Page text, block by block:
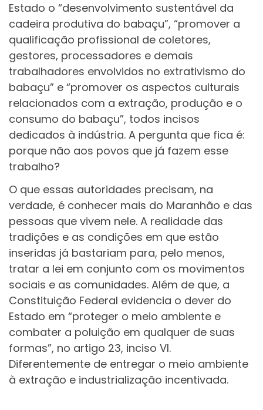
Estado o “desenvolvimento sustentável da
cadeira produtiva do babaçu”, “promover a
qualificação profissional de coletores,
gestores, processadores e demais
trabalhadores envolvidos no extrativismo do
babaçu” e “promover os aspectos culturais
relacionados com a extração, produção e o
consumo do babaçu”, todos incisos
dedicados à indústria. A pergunta que fica é:
porque não aos povos que já fazem esse
trabalho?
O que essas autoridades precisam, na
verdade, é conhecer mais do Maranhão e das
pessoas que vivem nele. A realidade das
tradições e as condições em que estão
inseridas já bastariam para, pelo menos,
tratar a lei em conjunto com os movimentos
sociais e as comunidades. Além de que, a
Constituição Federal evidencia o dever do
Estado em “proteger o meio ambiente e
combater a poluição em qualquer de suas
formas”, no artigo 23, inciso VI.
Diferentemente de entregar o meio ambiente
à extração e industrialização incentivada.